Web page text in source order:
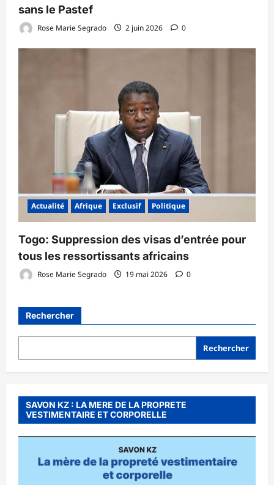
sans le Pastef
Rose Marie Segrado 2 juin 2026 0
Actualité Afrique Exclusif Politique
Togo: Suppression des visas d’entrée pour
tous les ressortissants africains
Rose Marie Segrado 19 mai 2026 0
Rechercher
Rechercher
SAVON KZ : LA MERE DE LA PROPRETE
VESTIMENTAIRE ET CORPORELLE